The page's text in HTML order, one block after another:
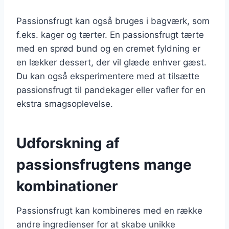
Passionsfrugt kan også bruges i bagværk, som
f.eks. kager og tærter. En passionsfrugt tærte
med en sprød bund og en cremet fyldning er
en lækker dessert, der vil glæde enhver gæst.
Du kan også eksperimentere med at tilsætte
passionsfrugt til pandekager eller vafler for en
ekstra smagsoplevelse.
Udforskning af
passionsfrugtens mange
kombinationer
Passionsfrugt kan kombineres med en række
andre ingredienser for at skabe unikke